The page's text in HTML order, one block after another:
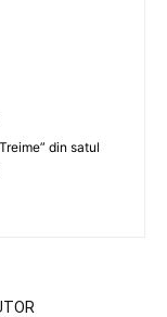
din satul